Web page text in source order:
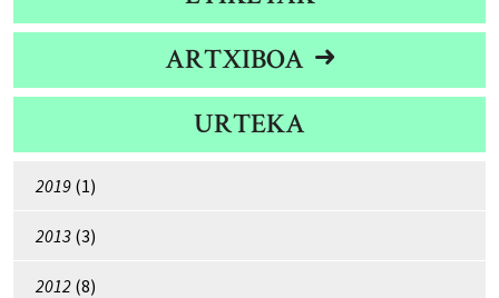
ARTXIBOA
URTEKA
2019 (1)
2013 (3)
2012 (8)